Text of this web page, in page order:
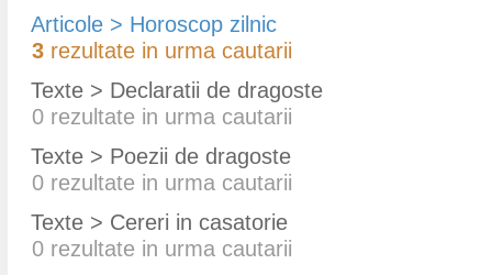
Articole > Horoscop zilnic
3 rezultate in urma cautarii
Texte > Declaratii de dragoste
0 rezultate in urma cautarii
Texte > Poezii de dragoste
0 rezultate in urma cautarii
Texte > Cereri in casatorie
0 rezultate in urma cautarii